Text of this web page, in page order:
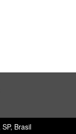
Brasil